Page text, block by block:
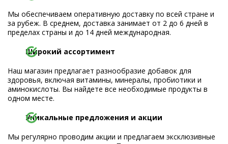
Мы обеспечиваем оперативную доставку по всей стране и
за рубеж. В среднем, доставка занимает от 2 до 6 дней в
пределах страны и до 14 дней международная.
Широкий ассортимент
Наш магазин предлагает разнообразие добавок для
здоровья, включая витамины, минералы, пробиотики и
аминокислоты. Вы найдете все необходимые продукты в
одном месте.
Уникальные предложения и акции
Мы регулярно проводим акции и предлагаем эксклюзивные